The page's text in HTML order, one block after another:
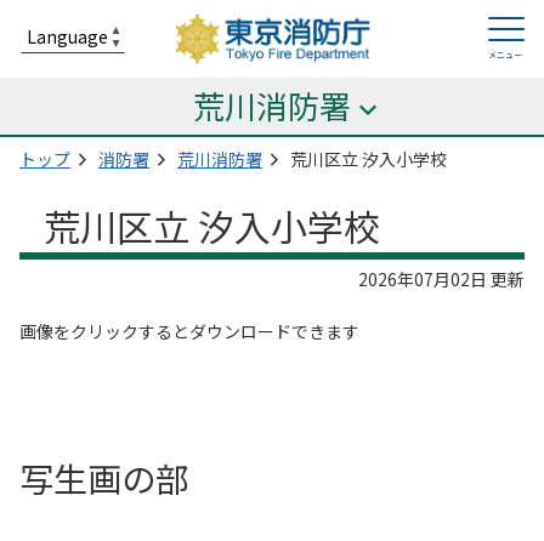
荒川消防署
トップ 消防署 荒川消防署 荒川区立 汐入小学校
荒川区立 汐入小学校
2026年07月02日 更新
画像をクリックするとダウンロードできます
写生画の部